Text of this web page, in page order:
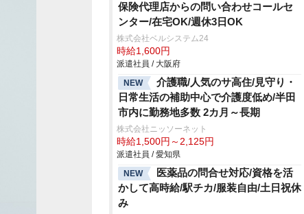
保険代理店からの問い合わせコールセ
ンター/在宅OK/週休3日OK
株式会社ベルシステム24
時給1,600円
派遣社員 / 大阪府
NEW
介護職/人気のサ高住/見守り・
日常生活の補助中心で介護度低め/半田
市内に勤務地多数 2カ月～長期
株式会社ニッソーネット
時給1,500円～2,125円
派遣社員 / 愛知県
NEW
医薬品の問合せ対応/資格を活
かして高時給/駅チカ/服装自由/土日祝休
み